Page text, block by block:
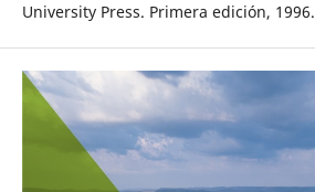
University Press. Primera edición, 1996.